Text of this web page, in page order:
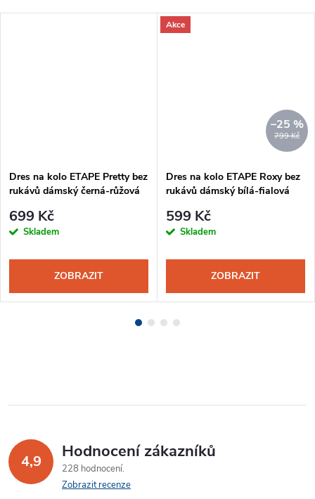
Dres na kolo ETAPE Pretty bez
rukávů dámský černá-růžová
699 Kč
Skladem
ZOBRAZIT
Akce
799 Kč
–25 %
Dres na kolo ETAPE Roxy bez
rukávů dámský bílá-fialová
599 Kč
Skladem
ZOBRAZIT
4,9 Hodnocení zákazníků
228 hodnocení
Zobrazit recenze